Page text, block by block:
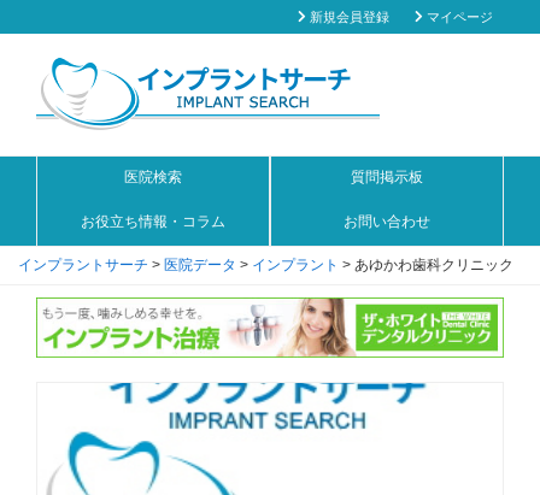
新規会員登録 マイページ
医院検索 質問掲示板
お役立ち情報・コラム お問い合わせ
インプラントサーチ > 医院データ > インプラント > あゆかわ歯科クリニック